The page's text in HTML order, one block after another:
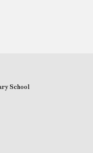
School